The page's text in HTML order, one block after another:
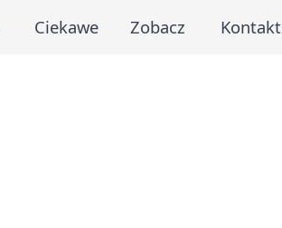
Ciekawe Zobacz Kontakt